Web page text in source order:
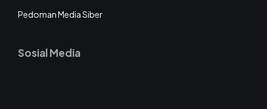
Pedoman Media Siber
Sosial Media